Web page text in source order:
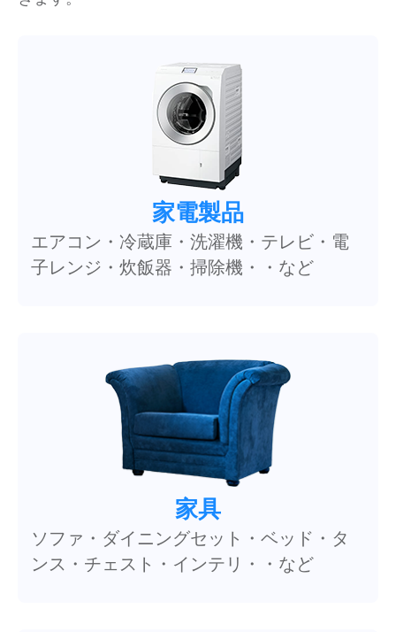
家電製品
エアコン・冷蔵庫・洗濯機・テレビ・電
子レンジ・炊飯器・掃除機・・など
家具
ソファ・ダイニングセット・ベッド・タ
ンス・チェスト・インテリ・・など